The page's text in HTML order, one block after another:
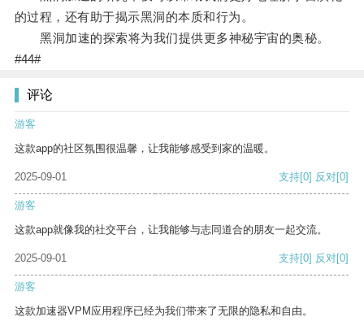
的过程，还有助于揭示黑洞的本质和行为。
黑洞加速的探索将为我们提供更多神秘宇宙的奥秘。
#44#
评论
游客
这款app的社区氛围很温馨，让我能够感受到家的温暖。
2025-09-01 支持[0] 反对[0]
游客
这款app就像我的社交平台，让我能够与志同道合的朋友一起交流。
2025-09-01 支持[0] 反对[0]
游客
这款加速器VPM应用程序已经为我们带来了无限的隐私和自由。